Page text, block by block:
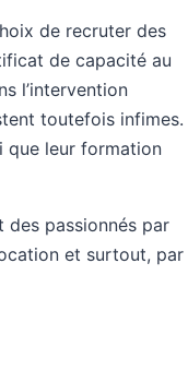
de recruter des
de capacité au
l’intervention
toutefois infimes.
que leur formation
des passionnés par
et surtout, par